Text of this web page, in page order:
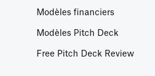
Modèles financiers
Modèles Pitch Deck
Free Pitch Deck Review